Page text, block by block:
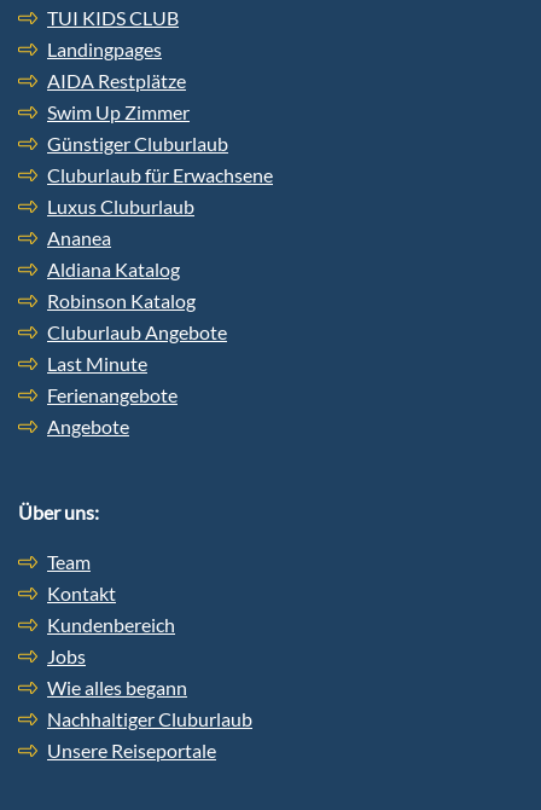
TUI KIDS CLUB
Landingpages
AIDA Restplätze
Swim Up Zimmer
Günstiger Cluburlaub
Cluburlaub für Erwachsene
Luxus Cluburlaub
Ananea
Aldiana Katalog
Robinson Katalog
Cluburlaub Angebote
Last Minute
Ferienangebote
Angebote
Über uns:
Team
Kontakt
Kundenbereich
Jobs
Wie alles begann
Nachhaltiger Cluburlaub
Unsere Reiseportale